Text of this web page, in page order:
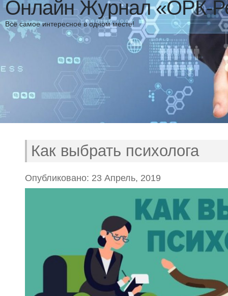
Онлайн Журнал «ОРК-
Всё самое интересное в одном месте!
Как выбрать психолога
Опубликовано: 23 Апрель, 2019